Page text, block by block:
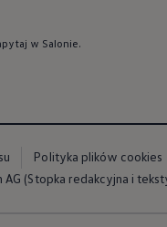
w Salonie.
Polityka plików cookies
AG (Stopka redakcyjna i